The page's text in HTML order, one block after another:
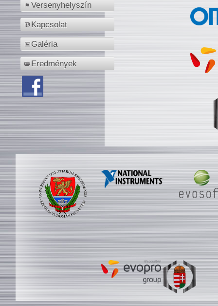
Versenyhelyszín
Kapcsolat
Galéria
Eredmények